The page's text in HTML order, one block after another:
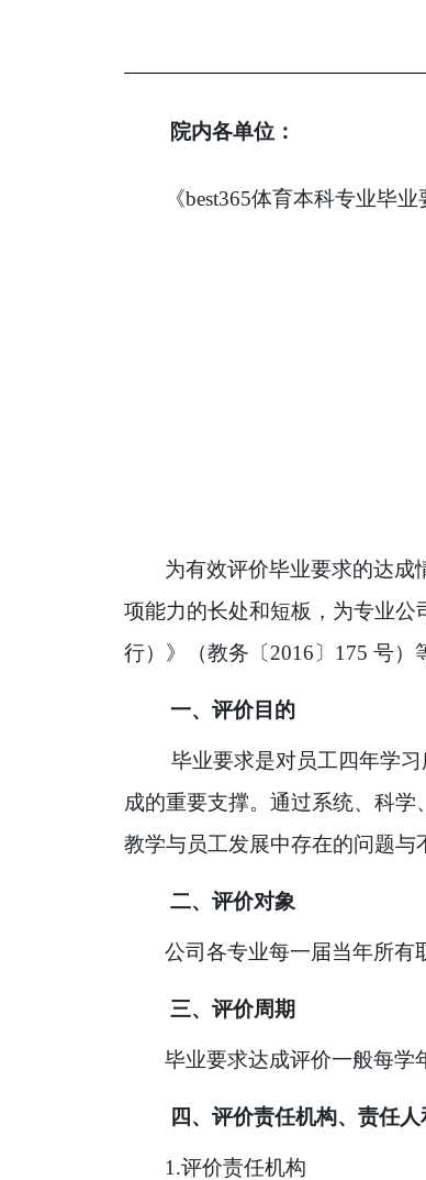
院内各单位：
《best365体育本科专业毕
为有效评价毕业要求的达成
项能力的长处和短板，为专业公
行）》（教务 〔2016〕 175 号）
一、评价目的
毕业要求是对员工四年学
成的重要支撑。通过系统、科
教学与员工发展中存在的问题与
二、评价对象
公司各专业每一届当年所有
三、评价周期
毕业要求达成评价一般每学
四、评价责任机构、责任
1.评价责任机构